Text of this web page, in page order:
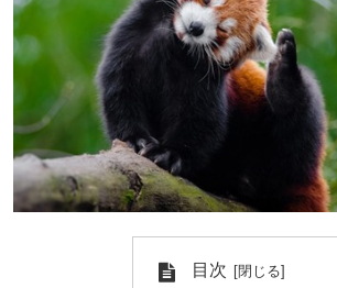
目次